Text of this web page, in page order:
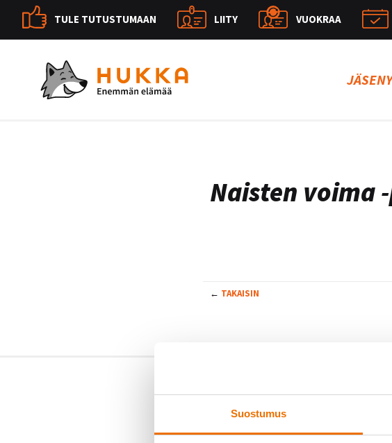
Suostumus
TULE TUTUSTUMAAN LIITY VUOKRAA
Naisten voima
← TAKAISIN